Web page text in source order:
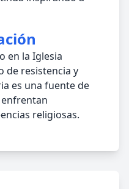
en la Iglesia
de resistencia y
es una fuente de
religiosas.